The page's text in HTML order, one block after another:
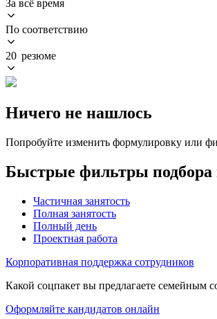
За всё время
По соответствию
20 резюме
Ничего не нашлось
Попробуйте изменить формулировку или
Быстрые фильтры подбора
Частичная занятость
Полная занятость
Полный день
Проектная работа
Корпоративная поддержка сотрудников
Какой соцпакет вы предлагаете семейным
Оформляйте кандидатов онлайн